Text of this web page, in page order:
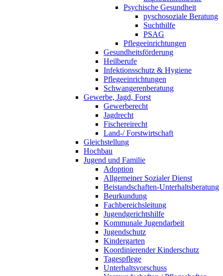
Psychische Gesundheit
pyschosoziale Beratung
Suchthilfe
PSAG
Pflegeeinrichtungen
Gesundheitsförderung
Heilberufe
Infektionsschutz & Hygiene
Pflegeeinrichtungen
Schwangerenberatung
Gewerbe, Jagd, Forst
Gewerberecht
Jagdrecht
Fischereirecht
Land-/ Forstwirtschaft
Gleichstellung
Hochbau
Jugend und Familie
Adoption
Allgemeiner Sozialer Dienst
Beistandschaften-Unterhaltsberatung
Beurkundung
Fachbereichsleitung
Jugendgerichtshilfe
Kommunale Jugendarbeit
Jugendschutz
Kindergarten
Koordinierender Kinderschutz
Tagespflege
Unterhaltsvorschuss